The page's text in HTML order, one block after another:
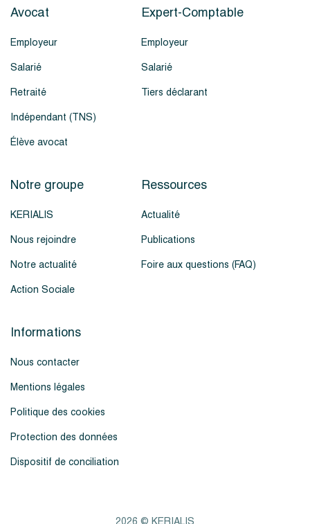
Avocat
Employeur
Salarié
Retraité
Indépendant (TNS)
Élève avocat
Expert-Comptable
Employeur
Salarié
Tiers déclarant
Notre groupe
KERIALIS
Nous rejoindre
Notre actualité
Action Sociale
Ressources
Actualité
Publications
Foire aux questions (FAQ)
Informations
Nous contacter
Mentions légales
Politique des cookies
Protection des données
Dispositif de conciliation